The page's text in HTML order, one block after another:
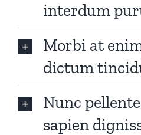
interdum
Morbi at
dictum
Nunc
sapien